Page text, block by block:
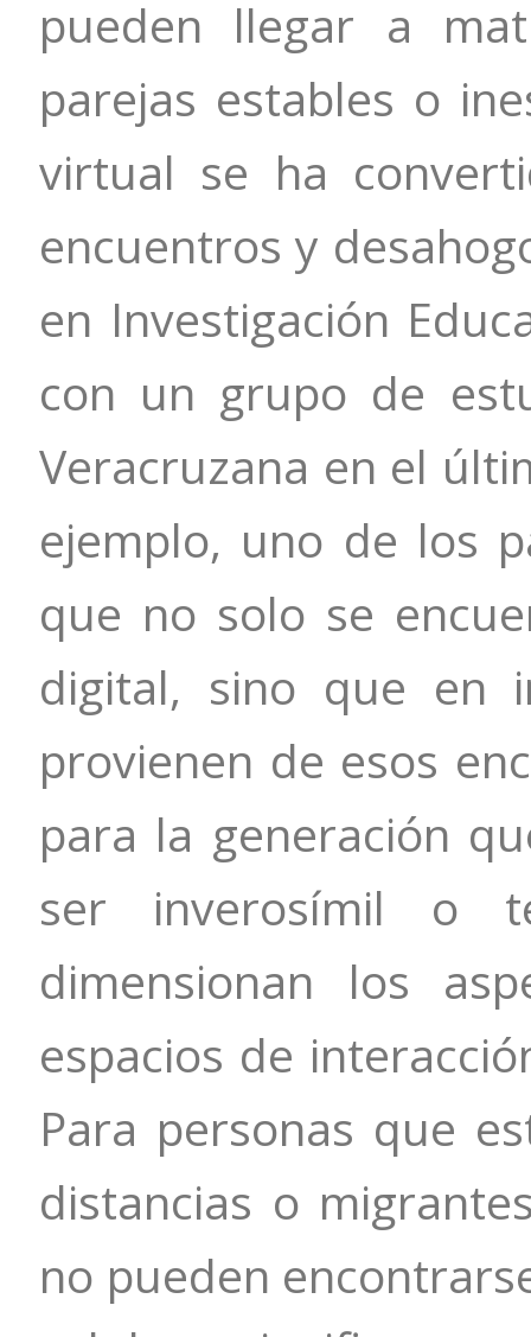
pueden llegar a
parejas estables o
virtual se ha
encuentros y
en Investigación
con un grupo de
Veracruzana en el
ejemplo, uno de los
que no solo se
digital, sino que en
provienen de esos
para la generación
ser inverosímil o
dimensionan los
espacios de
Para personas que
distancias o
no pueden